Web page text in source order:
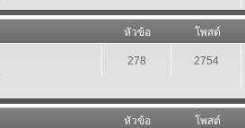
หัวข้อ โพสต์
278 2754
หัวข้อ โพสต์